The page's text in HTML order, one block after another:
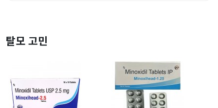
탈모 고민